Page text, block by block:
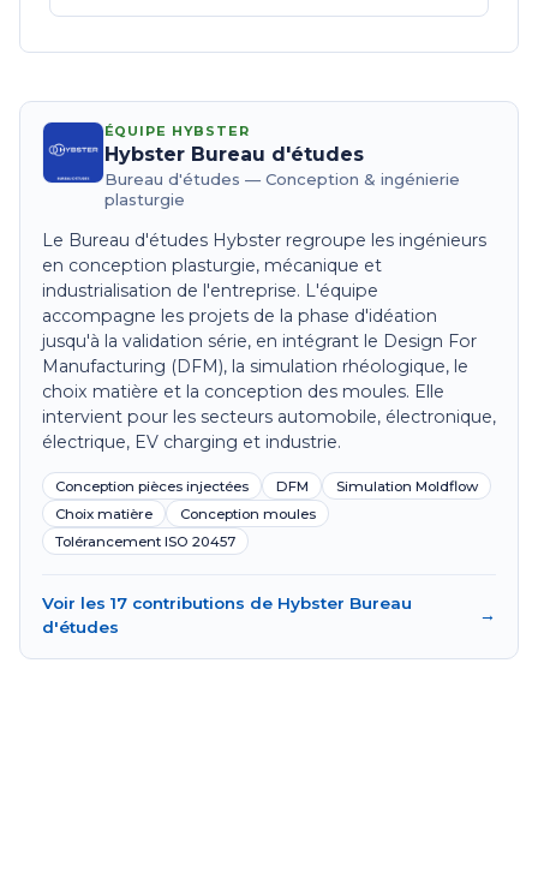
ÉQUIPE HYBSTER
Hybster Bureau d'études
Bureau d'études — Conception & ingénierie
plasturgie
Le Bureau d'études Hybster regroupe les ingénieurs
en conception plasturgie, mécanique et
industrialisation de l'entreprise. L'équipe
accompagne les projets de la phase d'idéation
jusqu'à la validation série, en intégrant le Design For
Manufacturing (DFM), la simulation rhéologique, le
choix matière et la conception des moules. Elle
intervient pour les secteurs automobile, électronique,
électrique, EV charging et industrie.
Conception pièces injectées DFM
Simulation Moldflow
Choix matière
Conception moules
Tolérancement ISO 20457
Voir les 17 contributions de Hybster Bureau
d'études
→